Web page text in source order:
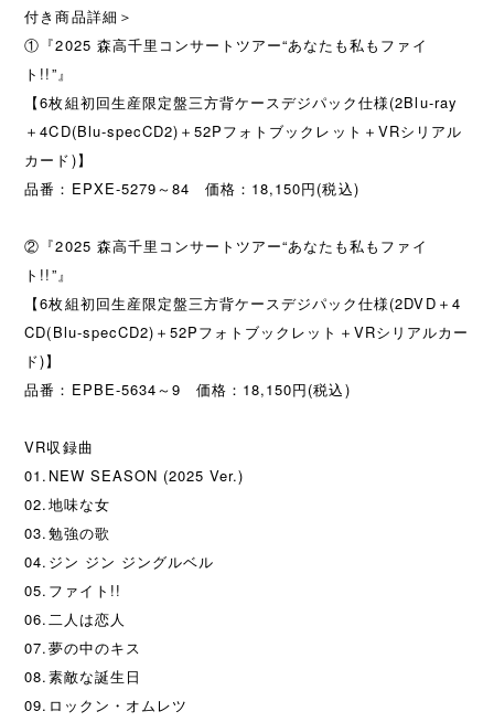
付き商品詳細＞
①『2025 森高千里コンサートツアー“あなたも私もファイ
ト!!”』
【6枚組初回生産限定盤三方背ケースデジパック仕様(2Blu-ray
＋4CD(Blu-specCD2)＋52Pフォトブックレット＋VRシリアル
カード)】
品番：EPXE-5279～84 価格：18,150円(税込)
②『2025 森高千里コンサートツアー“あなたも私もファイ
ト!!”』
【6枚組初回生産限定盤三方背ケースデジパック仕様(2DVD＋4
CD(Blu-specCD2)＋52Pフォトブックレット＋VRシリアルカー
ド)】
品番：EPBE-5634～9 価格：18,150円(税込)
VR収録曲
01.NEW SEASON (2025 Ver.)
02.地味な女
03.勉強の歌
04.ジン ジン ジングルベル
05.ファイト!!
06.二人は恋人
07.夢の中のキス
08.素敵な誕生日
09.ロックン・オムレツ